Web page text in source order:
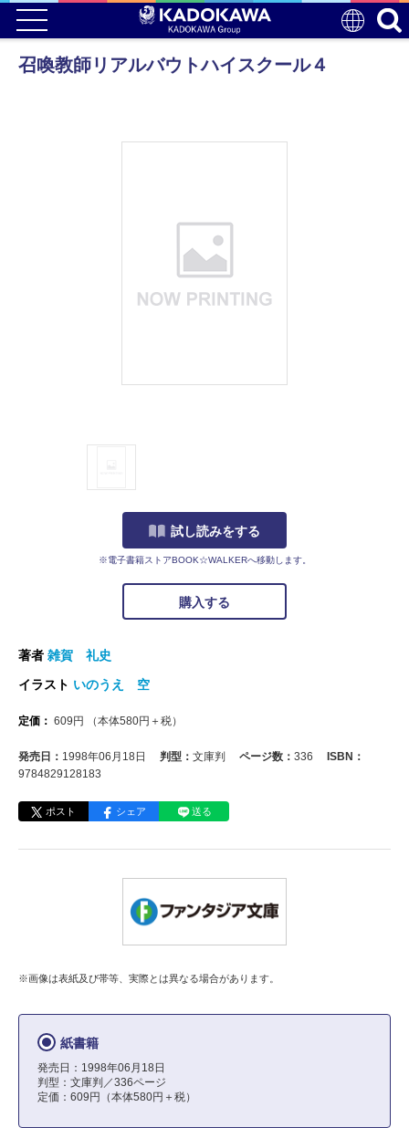
召喚教師リアルバウトハイスクール４
試し読みをする
※電子書籍ストアBOOK☆WALKERへ移動します。
購入する
著者 雑賀 礼史
イラスト いのうえ 空
定価： 609 円 （本体580円＋税）
発売日： 1998年06月18日 判型： 文庫判 ページ数： 336
ISBN：
9784829128183
ポスト シェア 送る
※画像は表紙及び帯等、実際とは異なる場合があります。
紙書籍
発売日：1998年06月18日
判型：文庫判／336ページ
定価：609円（本体580円＋税）